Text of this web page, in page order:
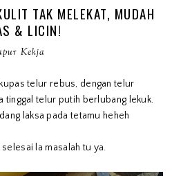
TAK MELEKAT, MUDAH
& LICIN!
Kekja
telur rebus, dengan telur
tinggal telur putih berlubang lekuk.
laksa pada tetamu heheh
la masalah tu ya.